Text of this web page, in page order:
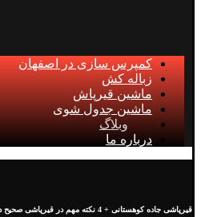
کمپرس سازی در اصفهان
زباله کش
ماشین قیرپاش
ماشین جدول شوی
وبلاگ
درباره ما
قیرپاشی جاده کوهستانی + 4 نکته مهم در قیرپاشی صحیح در جاده کوهستانی